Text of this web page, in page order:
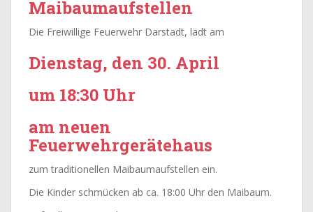
Maibaumaufstellen
Die Freiwillige Feuerwehr Darstadt, lädt am
Dienstag, den 30. April
um 18:30 Uhr
am neuen
Feuerwehrgerätehaus
zum traditionellen Maibaumaufstellen ein.
Die Kinder schmücken ab ca. 18:00 Uhr den Maibaum.